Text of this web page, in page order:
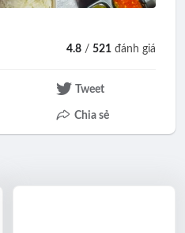
4.8 /521 đánh giá
Tweet
Chia sẻ